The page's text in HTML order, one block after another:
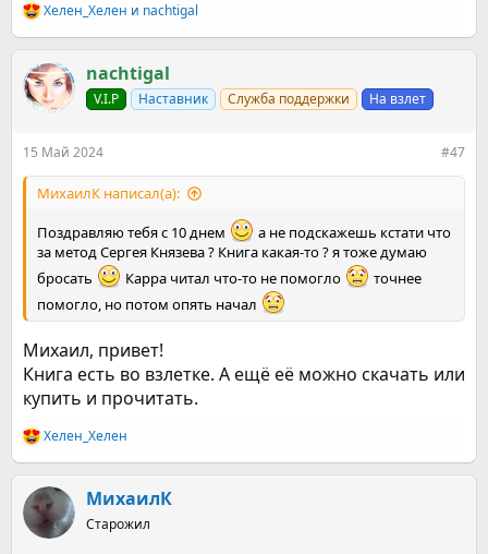
Р
е
к
ц
и
Хелен_Хелен и nachtigal
nachtigal
V.I.P Наставник Служба поддержки На взлет
15 Май 2024 #47
МихаилК написал(а):
Поздравляю тебя с 10 днем
а не подскажешь кстати что
за метод Сергея Князева ? Книга какая-то ? я тоже думаю
бросать
Карра читал что-то не помогло
точнее
помогло, но потом опять начал
Михаил, привет!
Книга есть во взлетке. А ещё её можно скачать или
купить и прочитать.
Р
е
к
ц
и
Хелен_Хелен
МихаилК
Старожил